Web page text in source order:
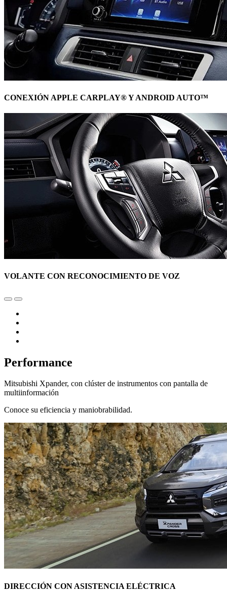
CONEXIÓN APPLE CARPLAY® Y ANDROID AUTO™
VOLANTE CON RECONOCIMIENTO DE VOZ
Performance
Mitsubishi Xpander, con clúster de instrumentos con pantalla de
multiinformación
Conoce su eficiencia y maniobrabilidad.
DIRECCIÓN CON ASISTENCIA ELÉCTRICA